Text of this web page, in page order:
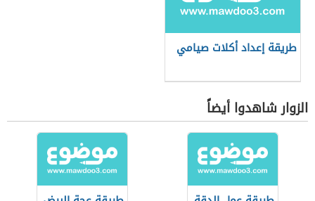
طريقة إعداد أكلات صيامي
الزوار شاهدوا أيضاً